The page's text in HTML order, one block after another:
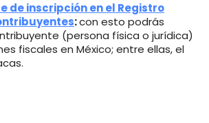
de inscripción en el Registro
:con esto podrás
(persona física o jurídica)
fiscales en México; entre ellas, el